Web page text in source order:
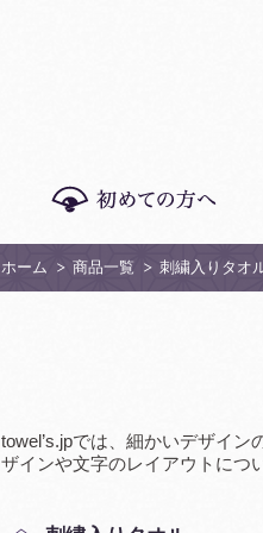
ホーム 商品一覧 刺繍入りタオ
towel’s.jpでは、細かいデザイ
ザインや文字のレイアウトにつ